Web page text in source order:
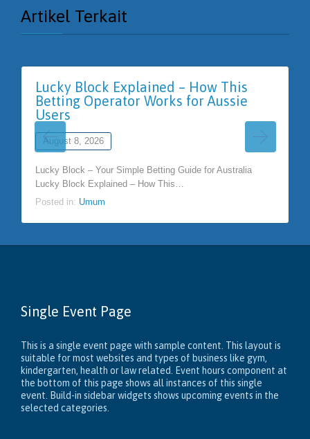
Artikel Terkait
Lucky Block Explained – How This
Betting Operator Works for Aussie
Users
August 8, 2026
Lucky Block – Your Simple Betting Guide for Australia
Lucky Block Explained – How This…
Posted in: Umum
Single Event Page
This is a single event page with sample content. This layout is
suitable for most websites and types of business like gym,
kindergarten, health or law related. Event hours component at
the bottom of this page shows all instances of this single
event. Build-in sidebar widgets shows upcoming events in the
selected categories.